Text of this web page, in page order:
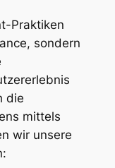
Praktiken
sondern
die
mittels
wir unsere